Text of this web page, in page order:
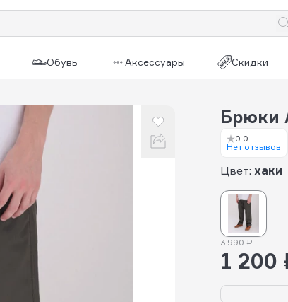
Обувь Аксессуары Скидки
Брюки
0.0
Нет отзывов
Цвет: хаки
3 990 ₽
1 200